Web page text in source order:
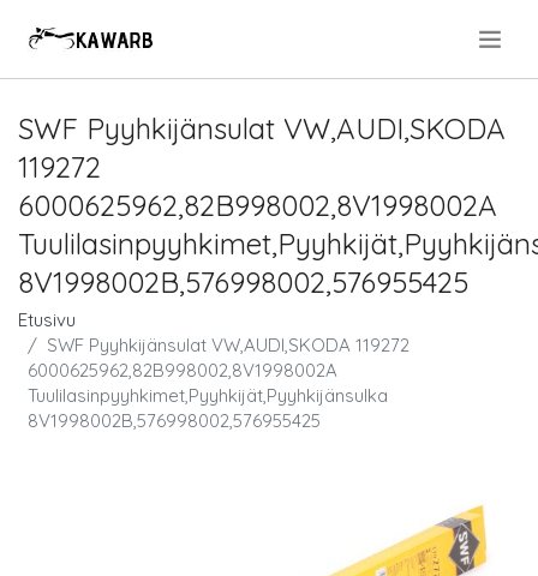
SWF Pyyhkijänsulat VW,AUDI,SKODA
119272
6000625962,82B998002,8V1998002A
8V1998002B,576998002,576955425
Etusivu
SWF Pyyhkijänsulat VW,AUDI,SKODA 119272
6000625962,82B998002,8V1998002A
Tuulilasinpyyhkimet,Pyyhkijät,Pyyhkijänsulka
8V1998002B,576998002,576955425